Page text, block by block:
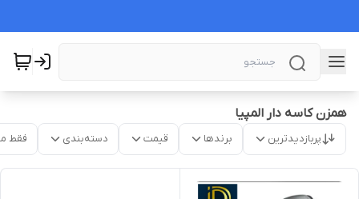
همزن کاسه دار المپیا
پربازدیدترین برندها قیمت دسته‌بندی فقط